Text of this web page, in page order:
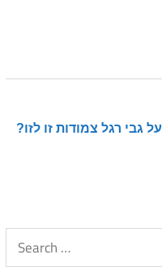
רגל צמודות זו לזו?